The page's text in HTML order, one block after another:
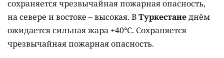
сохраняется чрезвычайная пожарная опасность,
на севере и востоке – высокая. ВТуркестанеднём
ожидается сильная жара +40°C. Сохраняется
чрезвычайная пожарная опасность.